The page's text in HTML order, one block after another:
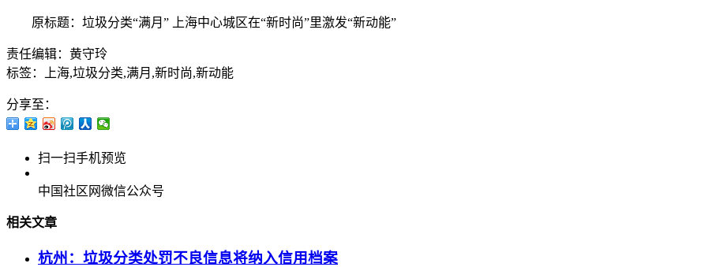
原标题：垃圾分类“满月” 上海中心城区在“新时尚”里激发“新动能”
责任编辑：黄守玲
标签：上海,垃圾分类,满月,新时尚,新动能
分享至：
扫一扫手机预览
中国社区网微信公众号
相关文章
杭州：垃圾分类处罚不良信息将纳入信用档案